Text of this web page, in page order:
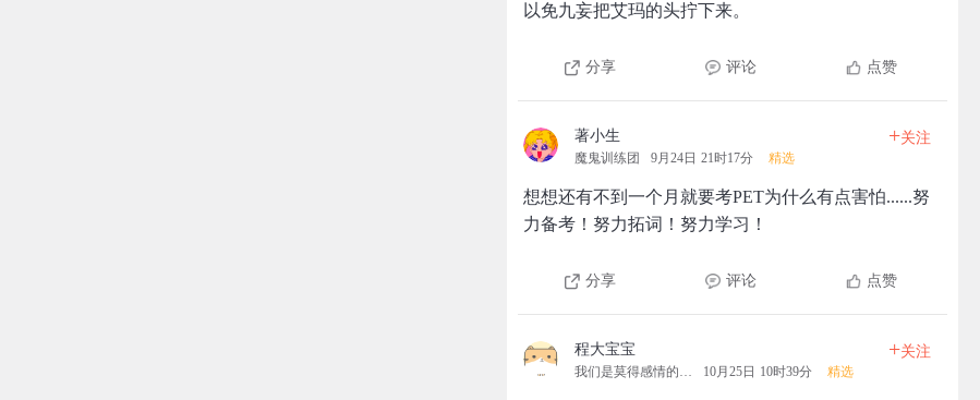
以免九妄把艾玛的头拧下来。
分享 评论 点赞
著小生
魔鬼训练团 9月24日 21时17分 精选
+关注
想想还有不到一个月就要考PET为什么有点害怕......努
力备考！努力拓词！努力学习！
分享 评论 点赞
程大宝宝
我们是莫得感情的机器 10月25日 10时39分 精选
+关注